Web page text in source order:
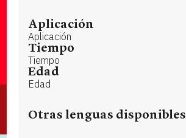
Aplicación
Aplicación
Tiempo
Tiempo
Edad
Edad
Otras lenguas disponibles